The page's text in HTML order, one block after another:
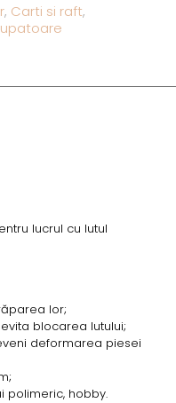
, Carti si raft,
lucrul cu lutul
lor;
blocarea lutului;
deformarea piesei
polimeric, hobby.